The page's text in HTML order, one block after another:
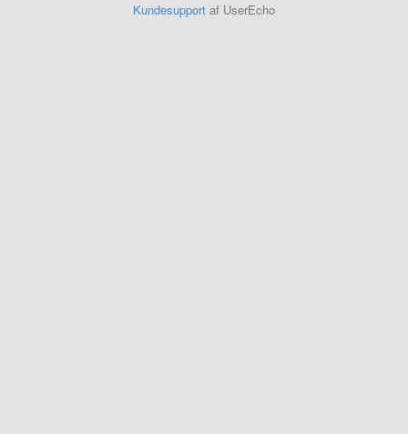
Kundesupport af UserEcho